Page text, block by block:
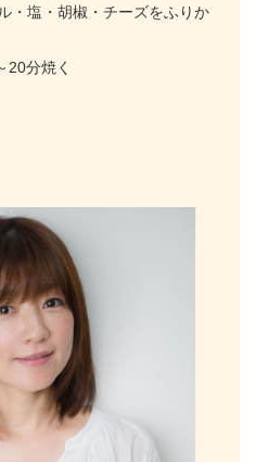
・塩・胡椒・チーズをふりか
分焼く